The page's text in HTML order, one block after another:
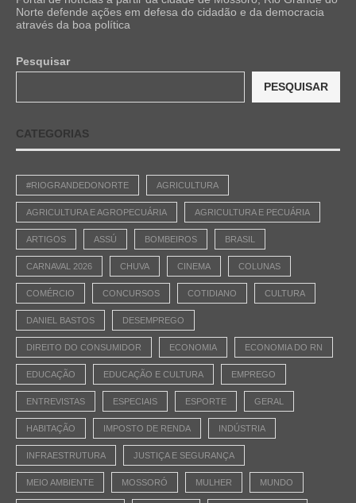
Norte defende ações em defesa do cidadão e da democracia
através da boa política
Pesquisar
PESQUISAR
CATEGORIAS
#RIOGRANDEDONORTE AGRICULTURA
AGRICULTURA E AGROPECUÁRIA AGRICULTURA E PECUÁRIA
ARTIGOS ASSÚ BOMBEIROS BRASIL
CARNAVAL 2026 CHUVA CINEMA COLUNAS
COMÉRCIO CONCURSOS COTIDIANO CULTURA
DANIEL BASTOS DESEMPREGO
DIREITO DO CONSUMIDOR ECONOMIA ECONOMIA DO RN
EDUCAÇÃO EDUCAÇÃO E CULTURA EMPREGO
ENTREVISTAS ESPECIAIS ESPORTE GERAL
HABITAÇÃO IMPOSTO DE RENDA INDÚSTRIA
INFRAESTRUTURA JUSTIÇA E SEGURANÇA
MEIO AMBIENTE MOSSORÓ MULHER MUNDO